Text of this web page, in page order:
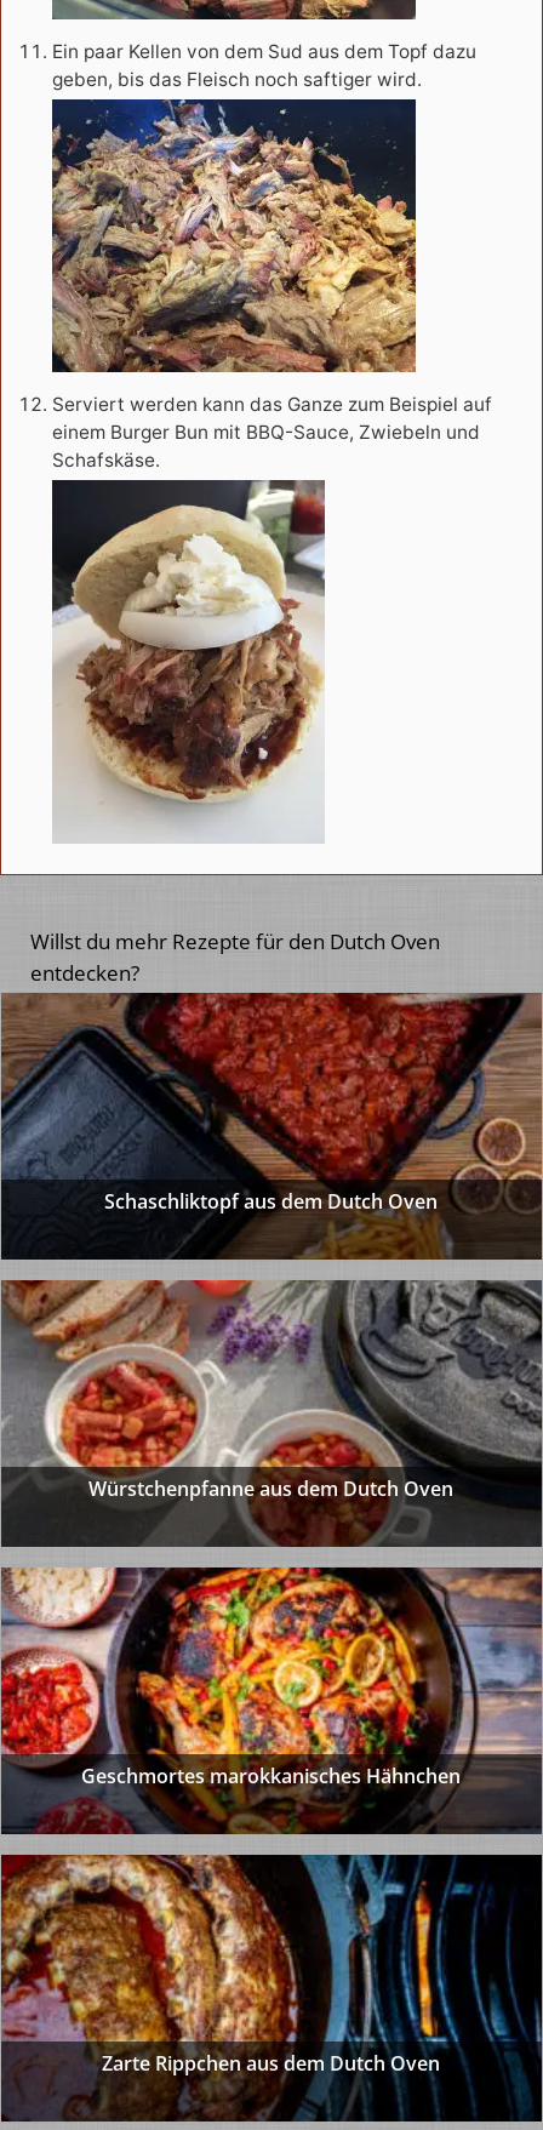
Ein paar Kellen von dem Sud aus dem Topf dazu
geben, bis das Fleisch noch saftiger wird.
Serviert werden kann das Ganze zum Beispiel auf
einem Burger Bun mit BBQ-Sauce, Zwiebeln und
Schafskäse.
Willst du mehr Rezepte für den Dutch Oven
entdecken?
Schaschliktopf aus dem Dutch Oven
Würstchenpfanne aus dem Dutch Oven
Geschmortes marokkanisches Hähnchen
Zarte Rippchen aus dem Dutch Oven